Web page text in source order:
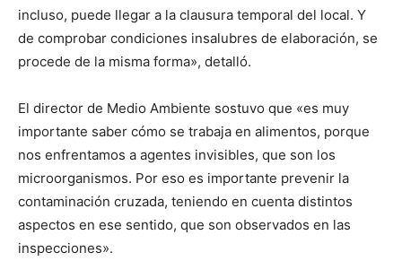
incluso, puede llegar a la clausura temporal del local. Y
de comprobar condiciones insalubres de elaboración, se
procede de la misma forma», detalló.
El director de Medio Ambiente sostuvo que «es muy
importante saber cómo se trabaja en alimentos, porque
nos enfrentamos a agentes invisibles, que son los
microorganismos. Por eso es importante prevenir la
contaminación cruzada, teniendo en cuenta distintos
aspectos en ese sentido, que son observados en las
inspecciones».